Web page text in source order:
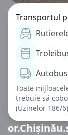
Transportul
Toate
trebuie să
(Uzinelor 186/